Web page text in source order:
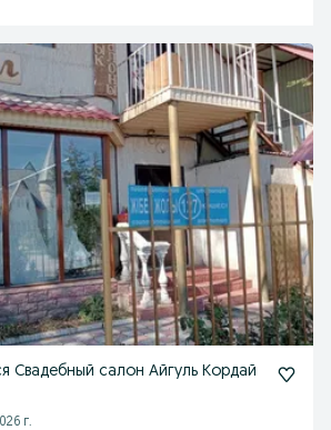
Свадебный салон Айгуль Кордай
г.